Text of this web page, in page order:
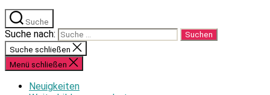
Suche
Suche nach:
Suche schließen
Menü schließen
Neuigkeiten